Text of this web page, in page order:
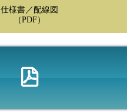
仕様書／配線図
（PDF）